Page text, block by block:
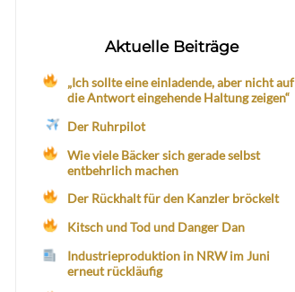
Aktuelle Beiträge
„Ich sollte eine einladende, aber nicht auf
die Antwort eingehende Haltung zeigen“
Der Ruhrpilot
Wie viele Bäcker sich gerade selbst
entbehrlich machen
Der Rückhalt für den Kanzler bröckelt
Kitsch und Tod und Danger Dan
Industrieproduktion in NRW im Juni
erneut rückläufig